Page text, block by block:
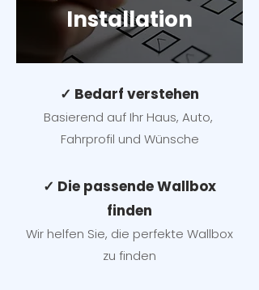
Installation
✓ Bedarf verstehen
Basierend auf Ihr Haus, Auto,
Fahrprofil und Wünsche
✓ Die passende Wallbox
finden
Wir helfen Sie, die perfekte Wallbox
zu finden